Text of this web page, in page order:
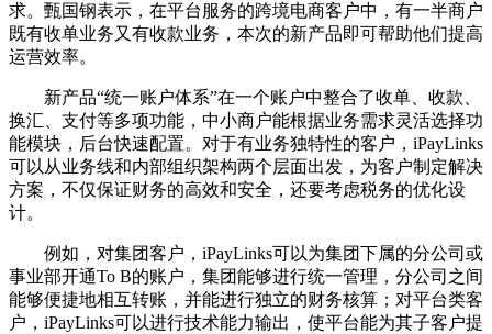
求。甄国钢表示，在平台服务的跨境电商客户中，有一半商户
既有收单业务又有收款业务，本次的新产品即可帮助他们提高
运营效率。
新产品“统一账户体系”在一个账户中整合了收单、收款、
换汇、支付等多项功能，中小商户能根据业务需求灵活选择功
能模块，后台快速配置。对于有业务独特性的客户，iPayLinks
可以从业务线和内部组织架构两个层面出发，为客户制定解决
方案，不仅保证财务的高效和安全，还要考虑税务的优化设
计。
例如，对集团客户，iPayLinks可以为集团下属的分公司或
事业部开通To B的账户，集团能够进行统一管理，分公司之间
能够便捷地相互转账，并能进行独立的财务核算；对平台类客
户，iPayLinks可以进行技术能力输出，使平台能为其子客户提